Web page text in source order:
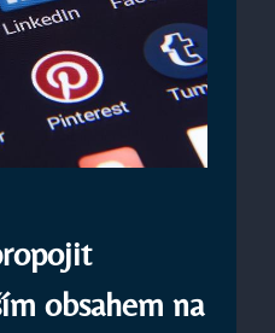
obsahem na